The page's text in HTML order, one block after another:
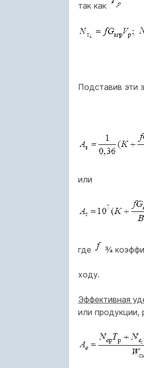
так как
Подставив эти
или
где ¾
ходу.
Эффективная
или продукции,